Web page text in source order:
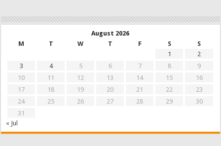
August 2026
M
T W T F S
S
1
2
3
4 5 6 7 8
9
10
11 12 13 14 15
16
17
18 19 20 21 22
23
24
25 26 27 28 29
30
31
« Jul